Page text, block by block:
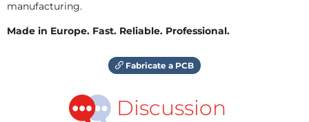
manufacturing.
Made in Europe. Fast. Reliable. Professional.
Fabricate a PCB
Discussion